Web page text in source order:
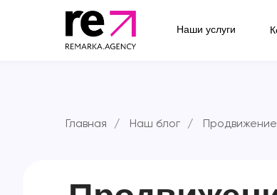
Наши услуги
Главная / Наш блог /